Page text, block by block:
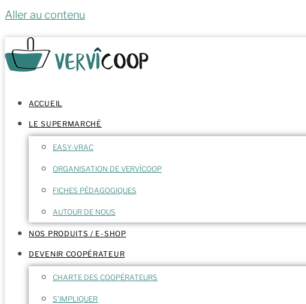
Aller au contenu
ACCUEIL
LE SUPERMARCHÉ
EASY-VRAC
ORGANISATION DE VERVÎCOOP
FICHES PÉDAGOGIQUES
AUTOUR DE NOUS
NOS PRODUITS / E-SHOP
DEVENIR COOPÉRATEUR
CHARTE DES COOPÉRATEURS
S’IMPLIQUER